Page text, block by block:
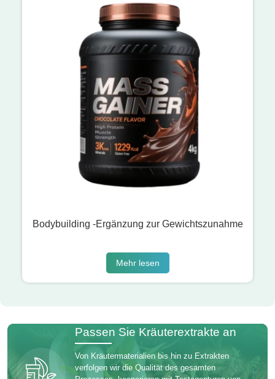
Bodybuilding -Ergänzung zur Gewichtszunahme
Mehr lesen
Passen Sie Kräuterextrakte an
Von Kräutermaterialien bis hin zu Extrakten
verfolgen wir die Qualität des gesamten